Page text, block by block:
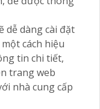
dễ dàng cài đặt
cách hiệu
tin chi tiết,
trang web
nhà cung cấp